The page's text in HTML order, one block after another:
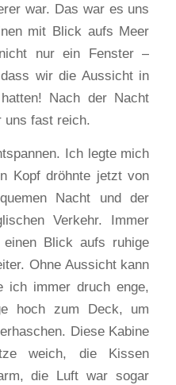
war. Das war es uns
mit Blick aufs Meer
nur ein Fenster –
wir die Aussicht in
Nach der Nacht
uns fast reich.
Ich legte mich
Kopf dröhnte jetzt von
Nacht und der
Verkehr. Immer
Blick aufs ruhige
Ohne Aussicht kann
ich immer druch enge,
hoch zum Deck, um
Diese Kabine
weich, die Kissen
die Luft war sogar